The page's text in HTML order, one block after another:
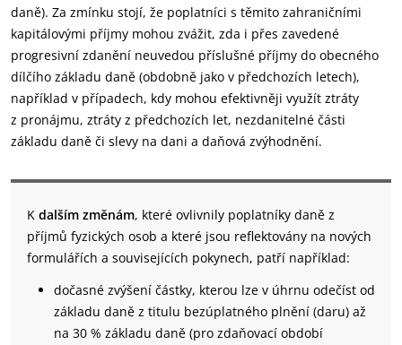
daně). Za zmínku stojí, že poplatníci s těmito zahraničními
kapitálovými příjmy mohou zvážit, zda i přes zavedené
progresivní zdanění neuvedou příslušné příjmy do obecného
dílčího základu daně (obdobně jako v předchozích letech),
například v případech, kdy mohou efektivněji využít ztráty
z pronájmu, ztráty z předchozích let, nezdanitelné části
základu daně či slevy na dani a daňová zvýhodnění.
K dalším změnám, které ovlivnily poplatníky daně z
příjmů fyzických osob a které jsou reflektovány na nových
formulářích a souvisejících pokynech, patří například:
dočasné zvýšení částky, kterou lze v úhrnu odečíst od
základu daně z titulu bezúplatného plnění (daru) až
na 30 % základu daně (pro zdaňovací období